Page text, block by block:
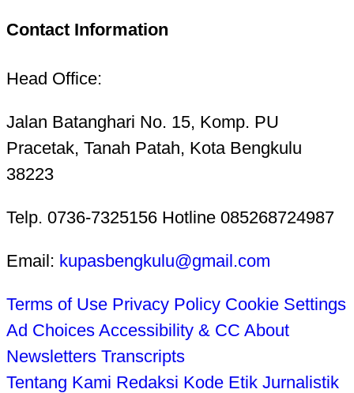
Contact Information
Head Office:
Jalan Batanghari No. 15, Komp. PU
Pracetak, Tanah Patah, Kota Bengkulu
38223
Telp. 0736-7325156 Hotline 085268724987
Email: kupasbengkulu@gmail.com
Terms of Use Privacy Policy Cookie Settings
Ad Choices Accessibility & CC About
Newsletters Transcripts
Tentang Kami Redaksi Kode Etik Jurnalistik